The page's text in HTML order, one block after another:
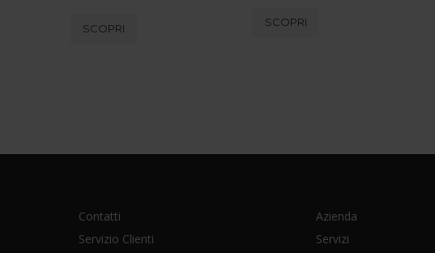
SCOPRI
del
SCOPRI
Contatti
Servizio Clienti
Azienda
Servizi